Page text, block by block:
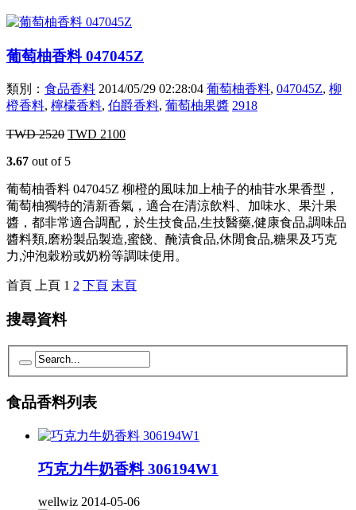
葡萄柚香料 047045Z
類別： 食品香料 2014/05/29 02:28:04 葡萄柚香料, 047045Z, 柳
橙香料, 檸檬香料, 伯爵香料, 葡萄柚果醬 2918
TWD2520 TWD 2100
3.67 out of 5
葡萄柚香料 047045Z 柳橙的風味加上柚子的柚苷水果香型，
葡萄柚獨特的清新香氣，適合在清涼飲料、加味水、果汁果
醬，都非常適合調配，於生技食品,生技醫藥,健康食品,調味品
醬料類,磨粉製品製造,蜜餞、醃漬食品,休閒食品,糖果及巧克
力,沖泡穀粉或奶粉等調味使用。
首頁 上頁 1 2 下頁 末頁
搜尋資料
食品香料列表
巧克力牛奶香料 306194W1
wellwiz 2014-05-06